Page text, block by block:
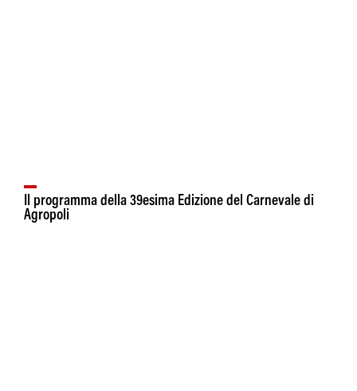
Il programma della 39esima Edizione del Carnevale di
Agropoli